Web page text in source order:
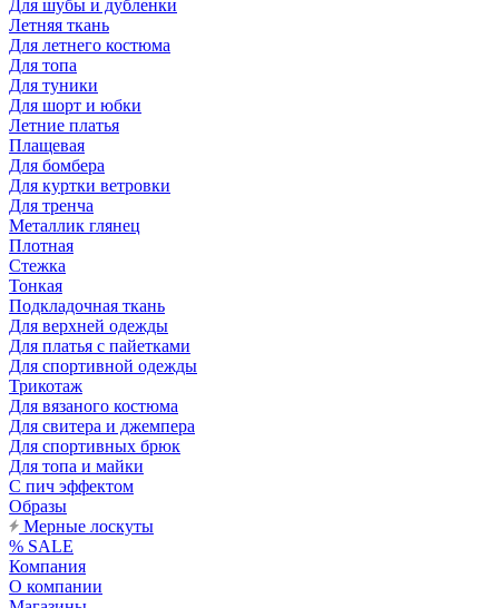
Для шубы и дубленки
Летняя ткань
Для летнего костюма
Для топа
Для туники
Для шорт и юбки
Летние платья
Плащевая
Для бомбера
Для куртки ветровки
Для тренча
Металлик глянец
Плотная
Стежка
Тонкая
Подкладочная ткань
Для верхней одежды
Для платья с пайетками
Для спортивной одежды
Трикотаж
Для вязаного костюма
Для свитера и джемпера
Для спортивных брюк
Для топа и майки
С пич эффектом
Образы
Мерные лоскуты
% SALE
Компания
О компании